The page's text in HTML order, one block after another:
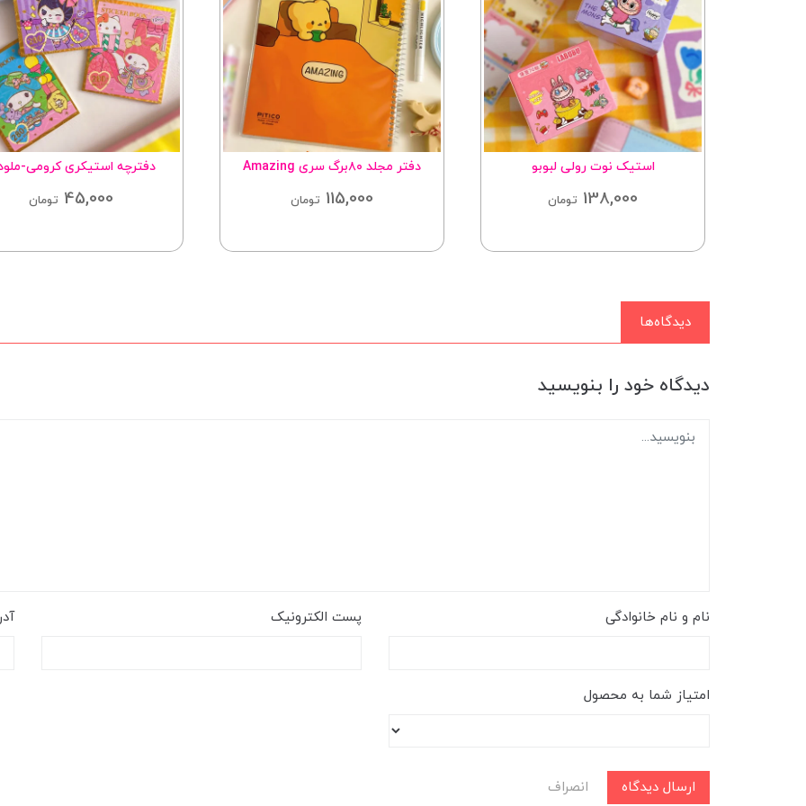
استیک نوت رولی لبوبو
138,000 تومان
دفتر مجلد ۸۰برگ سری Amazing
115,000 تومان
دفترچه استیکری کرومی-
45,000 تومان
دیدگاه‌ها
دیدگاه خود را بنویسید
نام و نام خانوادگی پست الکترونیک
امتیاز شما به محصول
ارسال دیدگاه انصراف